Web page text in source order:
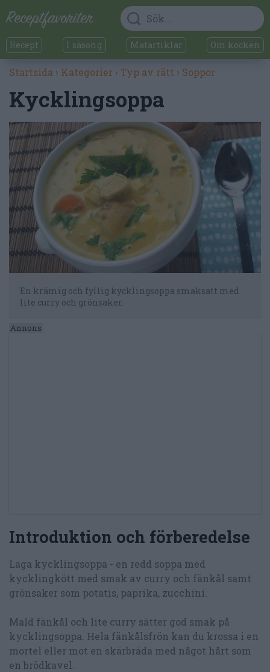
Recept I säsong Matartiklar Om kocken
Startsida › Kategorier › Typ av rätt › Soppor
Kycklingsoppa
En krämig och fyllig kycklingsoppa smaksatt med
lite curry och grönsaker.
Introduktion och förberedelse
Laga kycklingsoppa - en redd soppa med
kycklingkött med smak av curry och fänkål samt
grönsaker som potatis, paprika, zucchini.
Mald fänkål och lite curry sätter god smak på
kycklingsoppa. Hela fänkålsfrön kan du krossa i en
mortel eller mot en skärbräda med något hårt som
en brödkavel.